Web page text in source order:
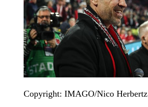
Copyright: IMAGO/Nico Herbertz